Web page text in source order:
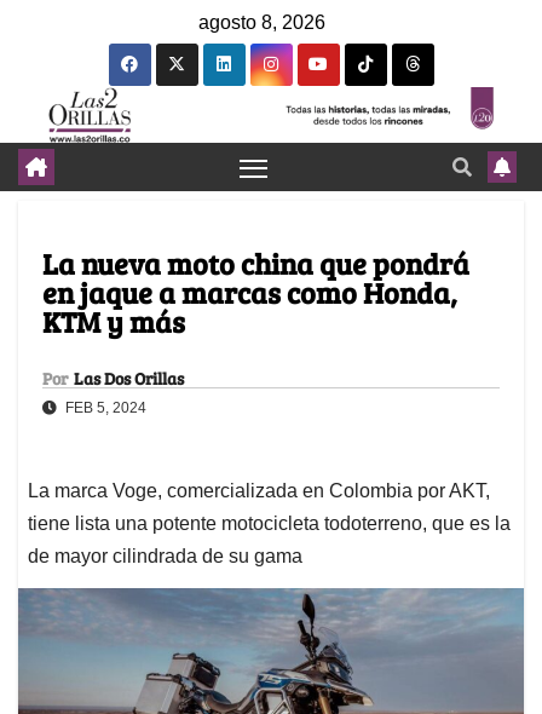
agosto 8, 2026
La nueva moto china que pondrá
en jaque a marcas como Honda,
KTM y más
Por Las Dos Orillas
FEB 5, 2024
La marca Voge, comercializada en Colombia por AKT,
tiene lista una potente motocicleta todoterreno, que es la
de mayor cilindrada de su gama